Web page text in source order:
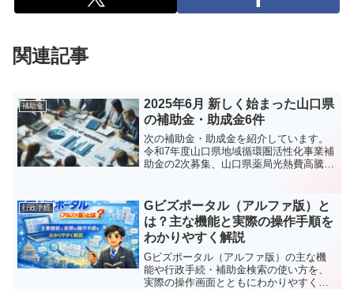
関連記事
補助金
2025年6月 新しく始まった山口県
の補助金・助成金6件
次の補助金・助成金を紹介しています。
令和7年度山口県地域循環圏活性化事業補
助金の2次募集、山口県薬局光熱費高騰対
令和7年度やまぐち中小企業脱炭素化促進
支援事業 炭素生産性向上型補助金、戦
略的海外ビジネス推進助成金、山口県新
卒・第二新卒就職活動応援補助金。
行政手続
Gビズポータル（アルファ版）と
は？主な機能と実際の操作手順を
わかりやすく解説
Gビズポータル（アルファ版）の主な機
能や行政手続・補助金検索の使い方を、
実際の操作画面とともにわかりやすく解